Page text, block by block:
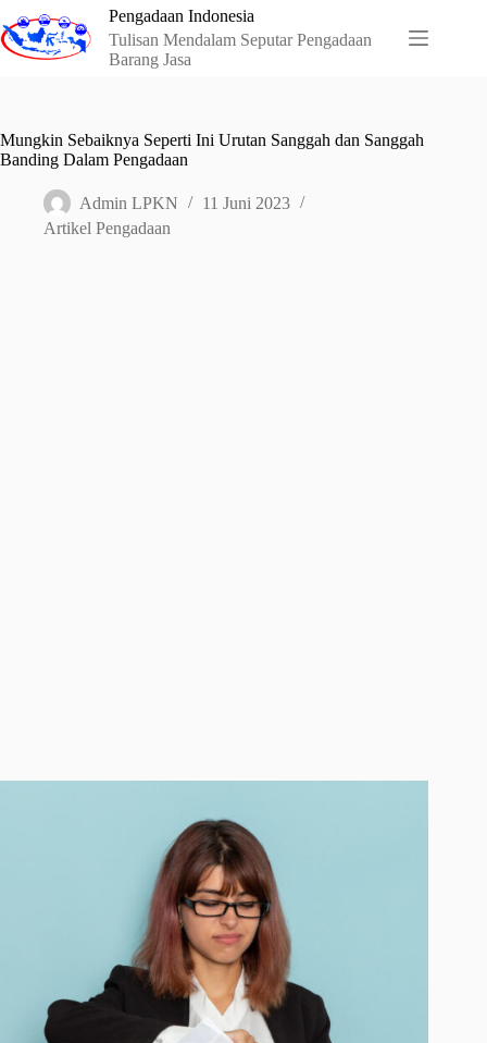
to
content
Pengadaan Indonesia
Tulisan Mendalam Seputar Pengadaan
Barang Jasa
Mungkin Sebaiknya Seperti Ini Urutan Sanggah dan Sanggah
Banding Dalam Pengadaan
Admin LPKN
11 Juni 2023
Artikel Pengadaan